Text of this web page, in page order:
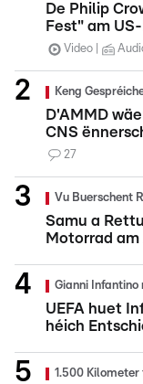
De Philip
Fest" am
Video
Keng
D'AMMD
CNS
27
Vu Buerschent
Samu a
Motorrad am
Gianni Infantino
UEFA huet
héich
1.500 Kilometer